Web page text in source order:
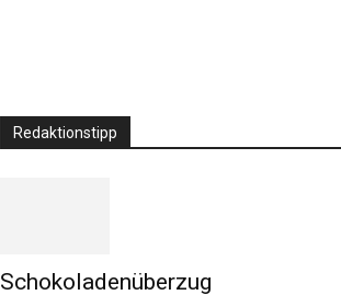
Redaktionstipp
Schokoladenüberzug